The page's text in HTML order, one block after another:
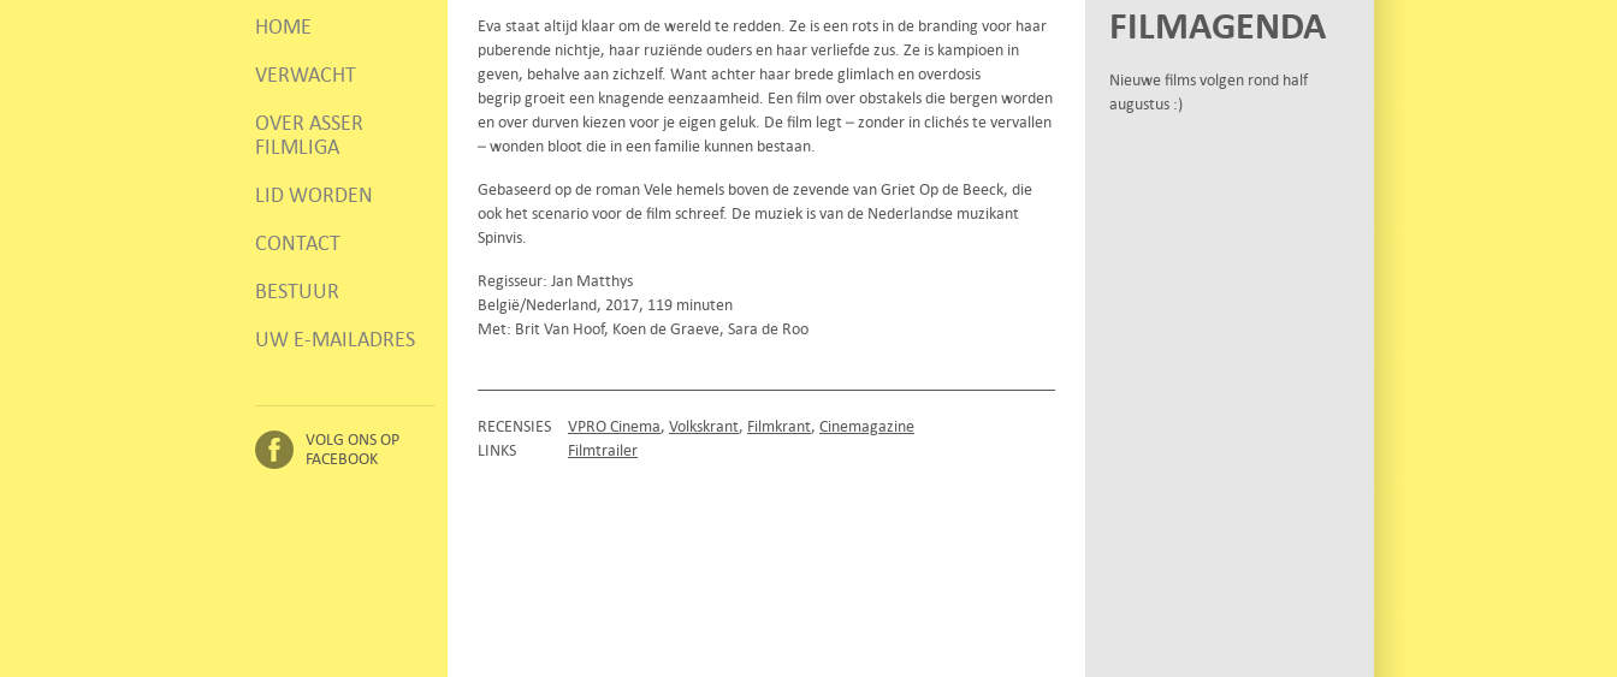
HOME
VERWACHT
OVER ASSER
FILMLIGA
LID WORDEN
CONTACT
BESTUUR
UW E-MAILADRES
VOLG ONS OP
FACEBOOK
Eva staat altijd klaar om de wereld te redden. Ze is een rots in de branding voor haar
puberende nichtje, haar ruziënde ouders en haar verliefde zus. Ze is kampioen in
geven, behalve aan zichzelf. Want achter haar brede glimlach en overdosis
begrip groeit een knagende eenzaamheid. Een film over obstakels die bergen worden
en over durven kiezen voor je eigen geluk. De film legt – zonder in clichés te vervallen
– wonden bloot die in een familie kunnen bestaan.
Gebaseerd op de roman Vele hemels boven de zevende van Griet Op de Beeck, die
ook het scenario voor de film schreef. De muziek is van de Nederlandse muzikant
Spinvis.
Regisseur: Jan Matthys
België/Nederland, 2017, 119 minuten
Met: Brit Van Hoof, Koen de Graeve, Sara de Roo
RECENSIES VPRO Cinema Volkskrant Filmkrant Cinemagazine
LINKS
Filmtrailer
FILMAGENDA
Nieuwe films volgen rond half
augustus :)